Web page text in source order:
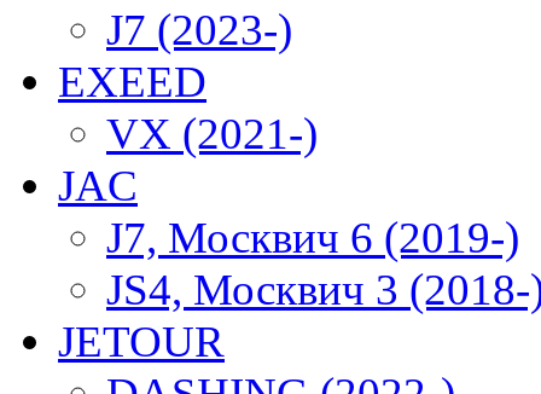
J7 (2023-)
EXEED
VX (2021-)
JAC
J7, Москвич 6 (2019-)
JS4, Москвич 3 (2018-
JETOUR